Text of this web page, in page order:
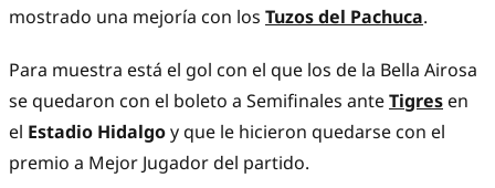
mostrado una mejoría con los Tuzos del Pachuca.
Para muestra está el gol con el que los de la Bella Airosa
se quedaron con el boleto a Semifinales anteTigres en
el Estadio Hidalgoy que le hicieron quedarse con el
premio a Mejor Jugador del partido.